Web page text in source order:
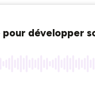
développer